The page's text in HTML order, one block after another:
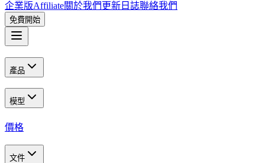
企業版Affiliate關於我們 更新日誌聯絡我們
免費開始
產品
模型
價格
文件